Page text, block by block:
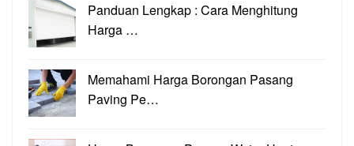
Panduan Lengkap : Cara Menghitung
Harga …
Memahami Harga Borongan Pasang
Paving Pe…